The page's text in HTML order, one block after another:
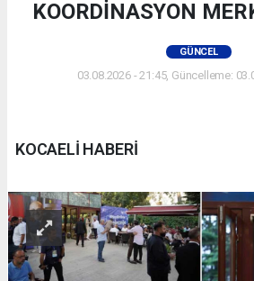
KOORDİNASYON
GÜNCEL
03.08.2026 - 21:45, Güncelleme:
KOCAELİ HABERİ